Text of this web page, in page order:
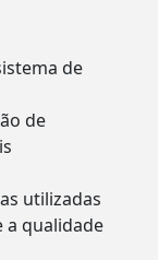
de
de
utilizadas
a qualidade